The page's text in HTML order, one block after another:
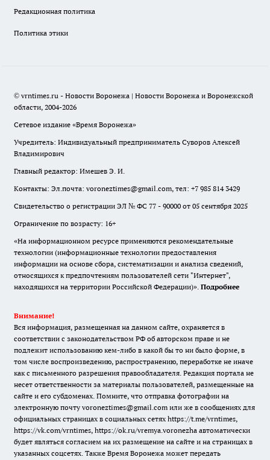
Редакционная политика
Политика этики
© vrntimes.ru - Новости Воронежа | Новости Воронежа и Воронежской
области, 2004-2026
Сетевое издание «Время Воронежа»
Учредитель: Индивидуальный предприниматель Суворов Алексей
Владимирович
Главный редактор: Имешев Э. И.
Контакты: Эл.почта: voroneztimes@gmail.com, тел: +7 985 814 3429
Свидетельство о регистрации ЭЛ № ФС 77 - 90000 от 05 сентября 2025
Ограничение по возрасту: 16+
«На информационном ресурсе применяются рекомендательные
технологии (информационные технологии предоставления
информации на основе сбора, систематизации и анализа сведений,
относящихся к предпочтениям пользователей сети "Интернет",
находящихся на территории Российской Федерации)». Подробнее
Внимание!
Вся информация, размещенная на данном сайте, охраняется в
соответствии с законодательством РФ об авторском праве и не
подлежит использованию кем-либо в какой бы то ни было форме, в
том числе воспроизведению, распространению, переработке не иначе
как с письменного разрешения правообладателя. Редакция портала не
несет ответственности за материалы пользователей, размещенные на
сайте и его субдоменах. Помните, что отправка фотографии на
электронную почту voroneztimes@gmail.com или же в сообщениях для
официальных страницах в социальных сетях https://t.me/vrntimes,
https://vk.com/vrntimes, https://ok.ru/vremya.voronezha автоматически
будет являться согласием на их размещение на сайте и на страницах в
указанных соцсетях. Также Время Воронежа может передать